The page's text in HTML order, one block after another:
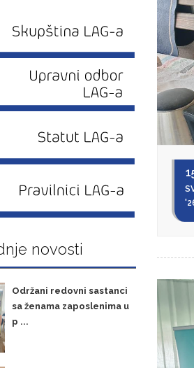
novosti
Održani redovni sastanci
sa ženama zaposlenima u
p ...